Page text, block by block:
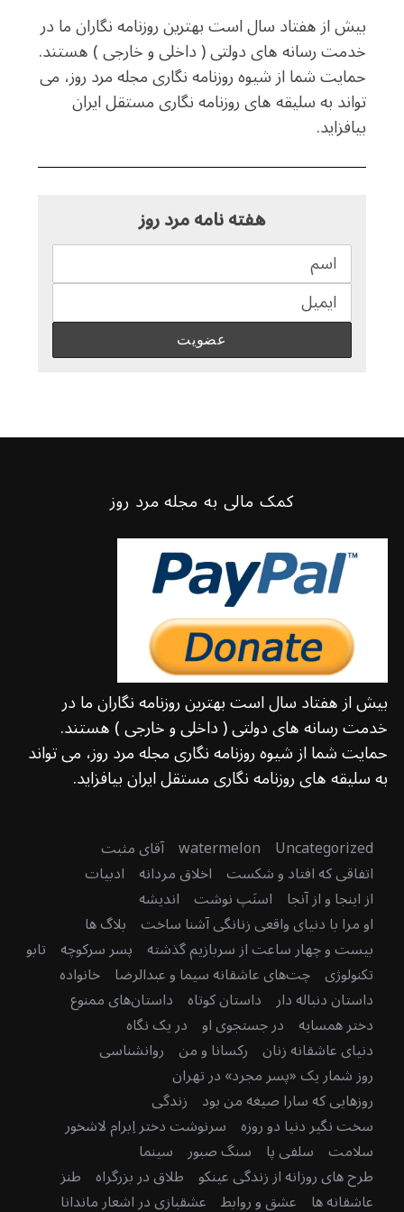
بیش از هفتاد سال است بهترین روزنامه نگاران ما در
خدمت رسانه های دولتی ( داخلی و خارجی ) هستند.
حمایت شما از شیوه روزنامه نگاری مجله مرد روز، می
تواند به سلیقه های روزنامه نگاری مستقل ایران
بیافزاید.
هفته نامه مرد روز
کمک مالی به مجله مرد روز
بیش از هفتاد سال است بهترین روزنامه نگاران ما در
خدمت رسانه های دولتی ( داخلی و خارجی ) هستند.
حمایت شما از شیوه روزنامه نگاری مجله مرد روز، می تواند
به سلیقه های روزنامه نگاری مستقل ایران بیافزاید.
Uncategorized
watermelon آقای مثبت
اتفاقی که افتاد و شکست اخلاق مردانه ادبیات
از اینجا و از آنجا اسنَپ نوشت اندیشه
او مرا با دنیای واقعی زنانگی آشنا ساخت بلاگ ها
بیست و چهار ساعت از سربازیم گذشته پسر سرکوچه تابو
تکنولوژی چت‌های عاشقانه سیما و عبدالرضا خانواده
داستان دنباله دار داستان کوتاه داستان‌های ممنوع
دختر همسایه در جستجوی او در یک نگاه
دنیای عاشقانه زنان رکسانا و من روانشناسی
روز شمار یک «پسر مجرد» در تهران
روزهایی که سارا صیغه من بود زندگی
سخت نگیر دنیا دو روزه سرنوشت دختر اِبرام لاشخور
سلامت سلفی پا سنگ صبور سینما
طرح های روزانه از زندگی عینکو طلاق در بزرگراه طنز
عاشقانه ها عشق و روابط عشقبازی در اشعار ماندانا